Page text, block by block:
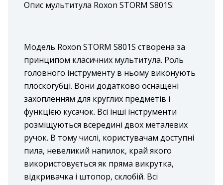
Опис мультитула Roxon STORM S801S:
Модель Roxon STORM S801S створена за
принципом класичних мультитула. Роль
головного інструменту в ньому виконують
плоскогубці. Вони додатково оснащені
захопленням для круглих предметів і
функцією кусачок. Всі інші інструменти
розміщуються всередині двох металевих
ручок. В тому числі, користувачам доступні
пила, невеликий напилок, край якого
використовується як пряма викрутка,
відкривачка і штопор, склобій. Всі